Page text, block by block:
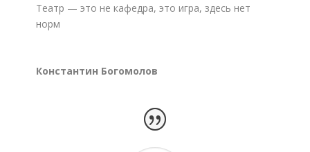
Театр — это не кафедра, это игра, здесь нет
норм
Константин Богомолов